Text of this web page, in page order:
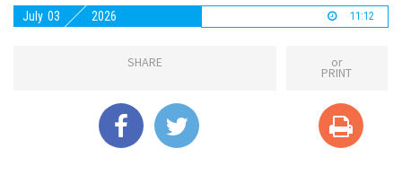
July 03 2026 11:12
SHARE or
PRINT